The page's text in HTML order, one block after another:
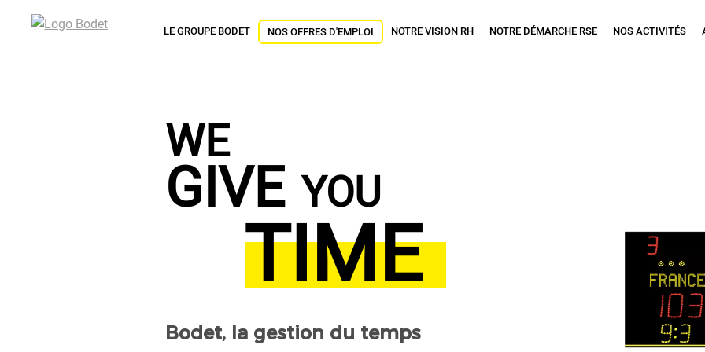
LE GROUPE BODET NOS OFFRES D'EMPLOI NOTRE VISION RH NOTRE DÉMARCHE RSE NOS ACTIVITÉS
WE
GIVE YOU
TIME
Bodet, la gestion du temps